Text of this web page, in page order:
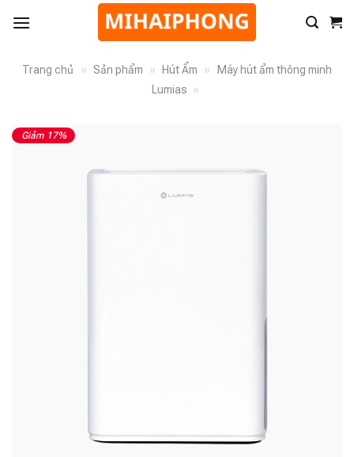
Trang chủ » Sản phẩm » Hút Ẩm »
Máy hút ẩm thông minh
Lumias »
Giảm 17%